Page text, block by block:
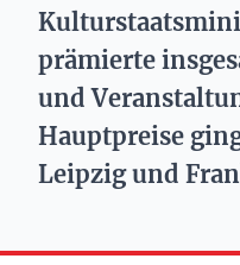
prämierte
und
Hauptpreise
Leipzig und